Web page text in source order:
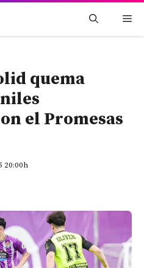
quema
el Promesas
20:00h